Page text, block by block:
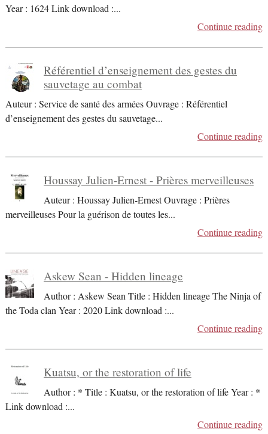
Year : 1624 Link download :...
Continue reading
Référentiel d’enseignement des gestes du
sauvetage au combat
Auteur : Service de santé des armées Ouvrage : Référentiel
d’enseignement des gestes du sauvetage...
Continue reading
Houssay Julien-Ernest - Prières merveilleuses
Auteur : Houssay Julien-Ernest Ouvrage : Prières
merveilleuses Pour la guérison de toutes les...
Continue reading
Askew Sean - Hidden lineage
Author : Askew Sean Title : Hidden lineage The Ninja of
the Toda clan Year : 2020 Link download :...
Continue reading
Kuatsu, or the restoration of life
Author : * Title : Kuatsu, or the restoration of life Year : *
Link download :...
Continue reading